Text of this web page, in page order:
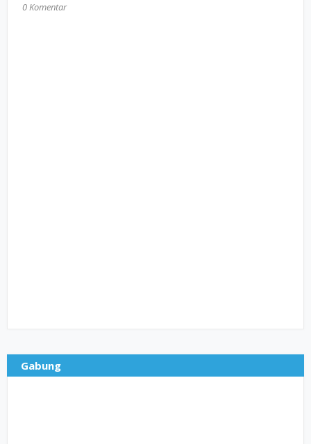
0 Komentar
Gabung